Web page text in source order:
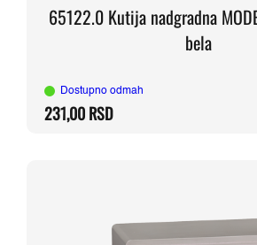
65122.0 Kutija nadgradna
bela
Dostupno odmah
231,00RSD